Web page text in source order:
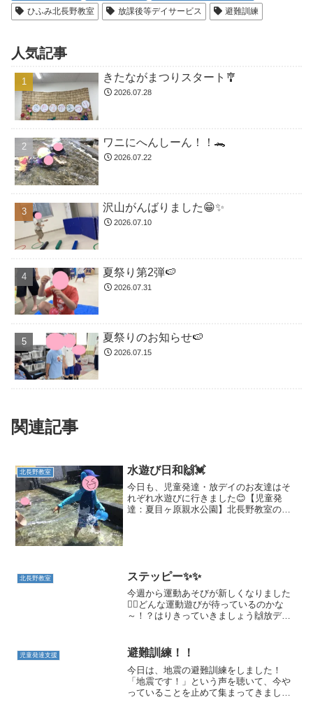
ひふみ北長野教室
放課後等デイサービス 避難訓練
人気記事
きたながまつりスタート🎐
2026.07.28
ワニにへんしーん！！🐊
2026.07.22
沢山がんばりました😁✨
2026.07.10
夏祭り第2弾🍉
2026.07.31
夏祭りのお知らせ🍉
2026.07.15
関連記事
北長野教室 水遊び日和🙌💓
今日も、児童発達・放デイのお友達はそ
れぞれ水遊びに行きました😊【児童発
達：夏目ヶ原親水公園】北長野教室のお
北長野教室 ステッピー✨✨
今週から運動あそびが新しくなりました
🤸‍♀️どんな運動遊びが待っているのかな
～！？はりきっていきましょう🙌放デイ
けて、ぐるぐる回しながらボールに引っ
掛からないようにジ...
児童発達支援 避難訓練！！
今日は、地震の避難訓練をしました！
「地震です！」という声を聴いて、今や
っていることを止めて集まってきまし